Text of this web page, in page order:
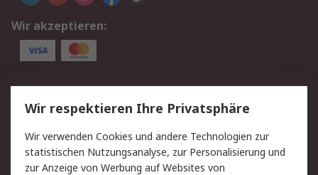
Wir akzeptieren:
Service
Value Added Services
Lieferlösungen
Rücksendungen
Kontakt
Hilfe
Privatkunden
Wir respektieren Ihre Privatsphäre
Wir verwenden Cookies und andere Technologien zur
statistischen Nutzungsanalyse, zur Personalisierung und
zur Anzeige von Werbung auf Websites von